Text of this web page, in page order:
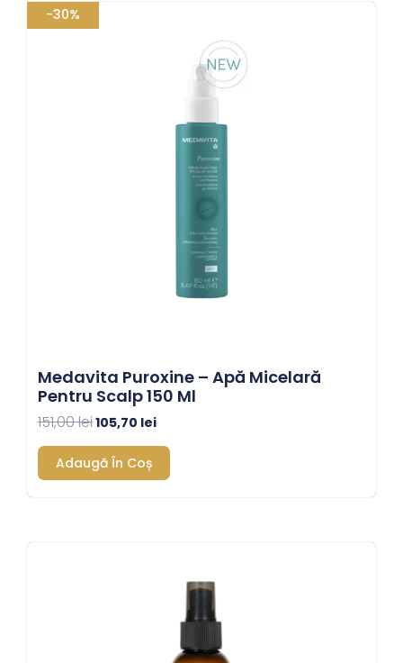
-30%
Medavita Puroxine – Apă Micelară
Pentru Scalp 150 Ml
151,00lei
inițial
105,70 lei
105,70 lei.
Adaugă În Coș